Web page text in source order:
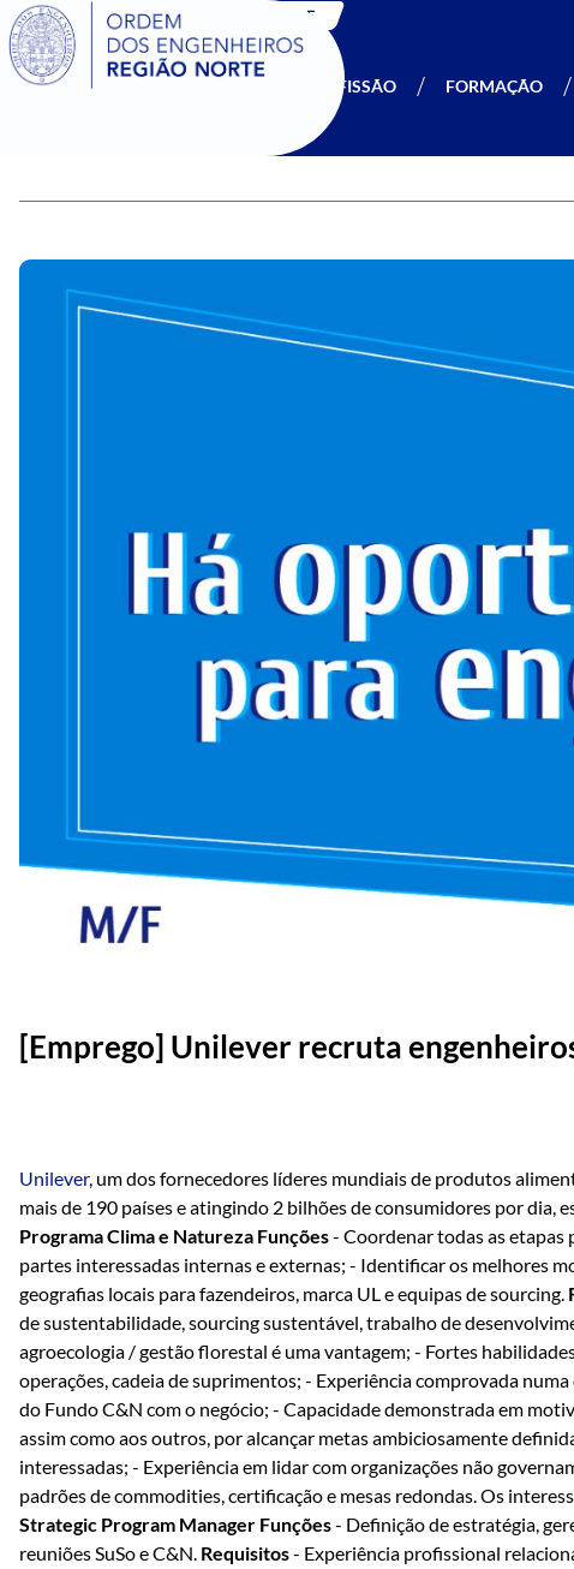
SIGOE
A OERN PROFISSÃO FORMAÇÃO
[Emprego] Unilever recruta
Unilever, um dos fornecedores líderes mundiais de produtos
mais de 190 países e atingindo 2 bilhões de consumidores por dia,
Programa Clima e Natureza Funções- Coordenar todas as
partes interessadas internas e externas; - Identificar os melhores
geografias locais para fazendeiros, marca UL e equipas de sourcing.
de sustentabilidade, sourcing sustentável, trabalho de
agroecologia / gestão florestal é uma vantagem; - Fortes
operações, cadeia de suprimentos; - Experiência comprovada
do Fundo C&N com o negócio; - Capacidade demonstrada em
assim como aos outros, por alcançar metas ambiciosamente
interessadas; - Experiência em lidar com organizações não
padrões de commodities, certificação e mesas redondas. Os
Strategic Program Manager Funções- Definição de estratégia,
reuniões SuSo e C&N. Requisitos- Experiência profissional